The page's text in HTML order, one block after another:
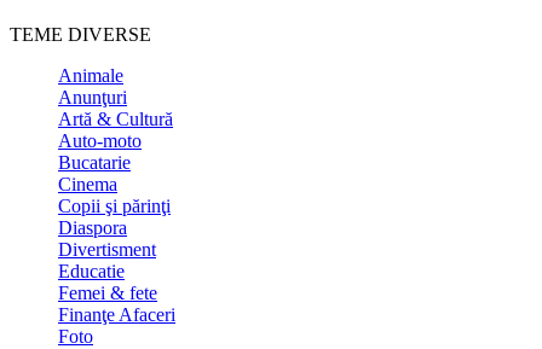
TEME DIVERSE
Animale
Anunţuri
Artă & Cultură
Auto-moto
Bucatarie
Cinema
Copii şi părinţi
Diaspora
Divertisment
Educatie
Femei & fete
Finanţe Afaceri
Foto